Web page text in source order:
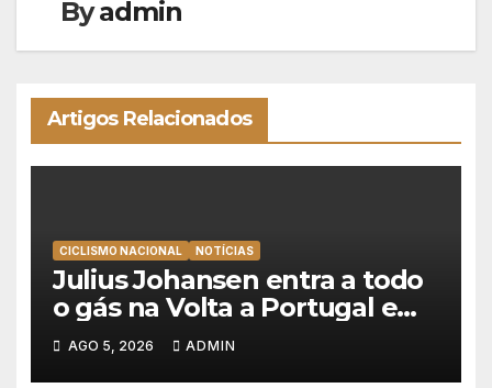
Byadmin
Artigos Relacionados
CICLISMO NACIONAL NOTÍCIAS
Julius Johansen entra a todo
o gás na Volta a Portugal e
lidera dobradinha da UAE
Team Emirates em Lisboa
AGO 5, 2026 ADMIN